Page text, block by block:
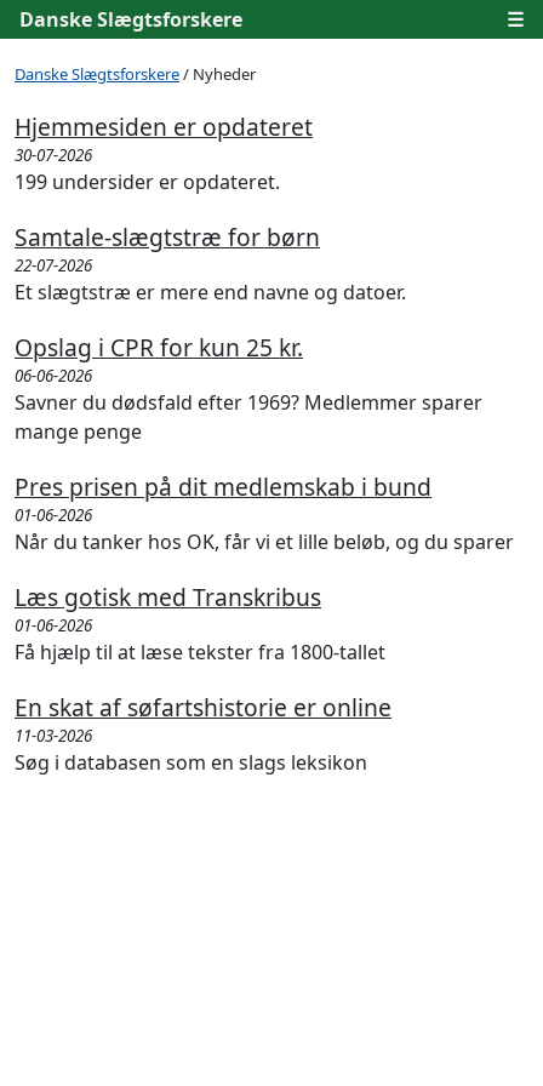
Danske Slægtsforskere ☰
Danske Slægtsforskere/ Nyheder
Hjemmesiden er opdateret
30-07-2026
199 undersider er opdateret.
Samtale-slægtstræ for børn
22-07-2026
Et slægtstræ er mere end navne og datoer.
Opslag i CPR for kun 25 kr.
06-06-2026
Savner du dødsfald efter 1969? Medlemmer sparer
mange penge
Pres prisen på dit medlemskab i bund
01-06-2026
Når du tanker hos OK, får vi et lille beløb, og du sparer
Læs gotisk med Transkribus
01-06-2026
Få hjælp til at læse tekster fra 1800-tallet
En skat af søfartshistorie er online
11-03-2026
Søg i databasen som en slags leksikon